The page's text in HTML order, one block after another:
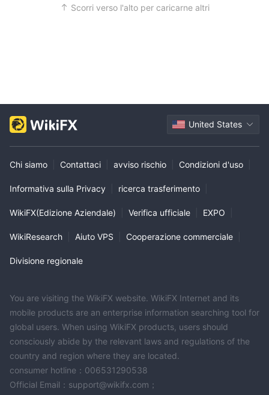
Scorri verso l'alto per caricarne altri
United States
Chi siamo Contattaci avviso rischio Condizioni d'uso
Informativa sulla Privacy ricerca trasferimento
WikiFX(Edizione Aziendale) Verifica ufficiale EXPO
WikiResearch Aiuto VPS Cooperazione commerciale
Divisione regionale
You are visiting the WikiFX website. WikiFX Internet and its
mobile products are an enterprise information searching tool for
global users. When using WikiFX products, users should
consciously abide by the relevant laws and regulations of the
country and region where they are located.
consumer hotline：006531290538
Official Email：support@wikifx.com；